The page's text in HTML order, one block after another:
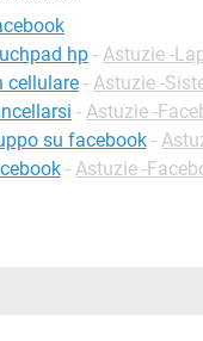
hp - Astuzie -
cellulare - Astuzie -
- Astuzie -
su facebook -
- Astuzie -